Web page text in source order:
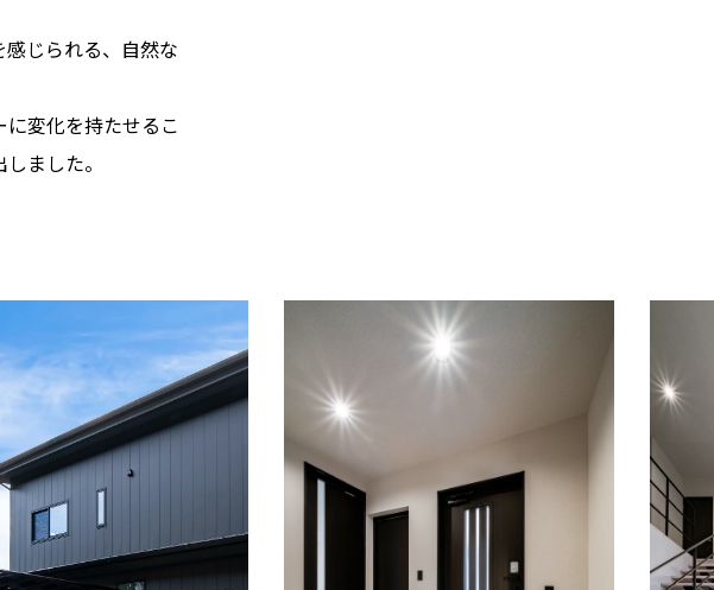
じられる、自然な
変化を持たせるこ
ました。